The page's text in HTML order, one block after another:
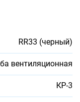
RR33 (черный)
вентиляционная
КР-3